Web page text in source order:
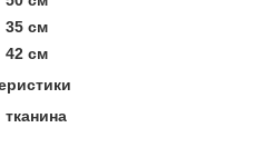
35 см
42 см
тканина